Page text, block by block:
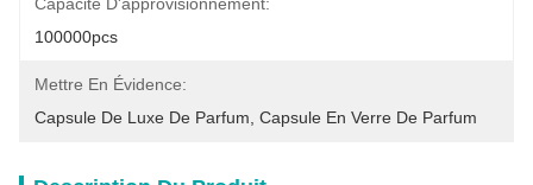
100000pcs
Mettre En Évidence:
Capsule De Luxe De Parfum Capsule En Verre De Parfum